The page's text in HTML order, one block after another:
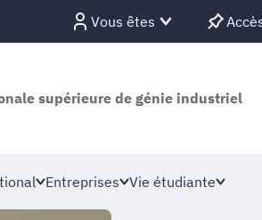
Vous êtes
supérieure de génie industriel
Entreprises Vie étudiante